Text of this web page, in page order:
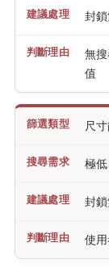
封鎖
無
值
尺
極
封鎖
使